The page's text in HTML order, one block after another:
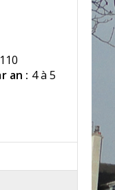
110
an : 4 à 5